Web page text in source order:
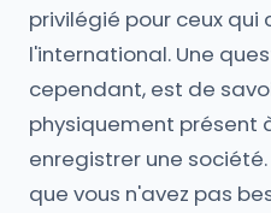
privilégié pour ceux
l'international. Une
cependant, est de
physiquement présent
enregistrer une
que vous n'avez pas